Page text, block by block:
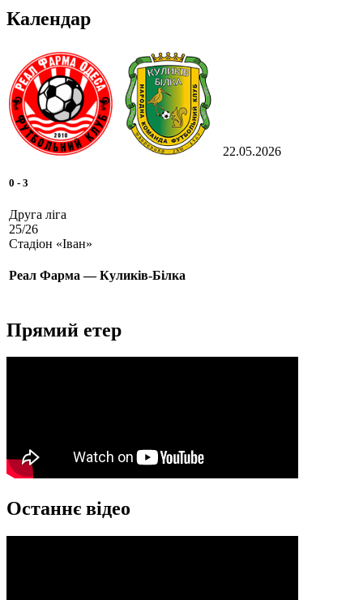
Календар
22.05.2026
0 - 3
Друга ліга
25/26
Стадіон «Іван»
Реал Фарма — Куликів-Білка
Прямий етер
Останнє відео